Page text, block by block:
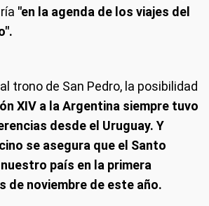
"en la agenda de los viajes del
trono de San Pedro, la posibilidad
XIV a la Argentina siempre tuvo
desde el Uruguay. Y
se asegura que el Santo
país en la primera
de noviembre de este año.